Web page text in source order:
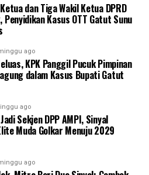
dan Tiga Wakil Ketua DPRD
Penyidikan Kasus OTT Gatut Sunu
ago
KPK Panggil Pucuk Pimpinan
dalam Kasus Bupati Gatut
ago
Sekjen DPP AMPI, Sinyal
Muda Golkar Menuju 2029
ago